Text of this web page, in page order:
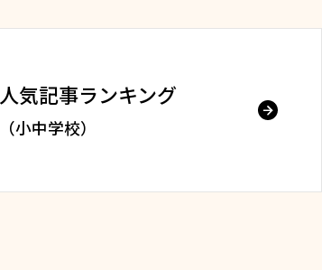
人気記事ランキング
（小中学校）